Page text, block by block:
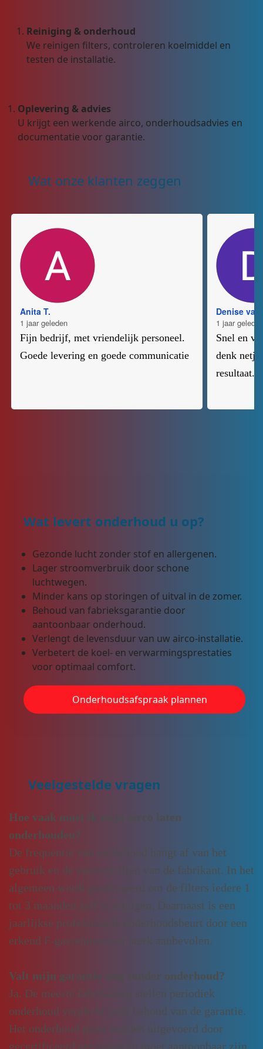
Reiniging & onderhoud
We reinigen filters, controleren koelmiddel en
testen de installatie.
Oplevering & advies
U krijgt een werkende airco, onderhoudsadvies en
documentatie voor garantie.
Wat onze klanten zeggen
Anita T.
1 jaar geleden
Fijn bedrijf, met vriendelijk personeel.
Goede levering en goede communicatie
Denise van
1 jaar
Snel en
denk
resultaat.
Wat levert onderhoud u op?
Gezonde lucht zonder stof en allergenen.
Lager stroomverbruik door schone
luchtwegen.
Minder kans op storingen of uitval in de zomer.
Behoud van fabrieksgarantie door
aantoonbaar onderhoud.
Verlengt de levensduur van uw airco-installatie.
Verbetert de koel- en verwarmingsprestaties
voor optimaal comfort.
Onderhoudsafspraak plannen
Veelgestelde vragen
Hoe vaak moet ik mijn airco laten
onderhouden?
De frequentie van onderhoud hangt af van het
gebruik en de voorschriften van de fabrikant. In het
algemeen wordt geadviseerd om de filters iedere 1
tot 3 maanden zelf te reinigen. Daarnaast is een
jaarlijkse professionele onderhoudsbeurt door een
erkend F-gassenmonteur sterk aanbevolen.
Valt mijn garantie weg zonder onderhoud?
Ja. De meeste fabrikanten stellen periodiek
onderhoud verplicht voor behoud van de garantie.
Het onderhoud moet worden uitgevoerd door
gecertificeerd personeel en moet aantoonbaar zijn